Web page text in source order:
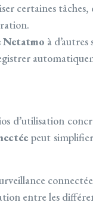
certaines
Netatmo à
d’utilisation
peut
entre les